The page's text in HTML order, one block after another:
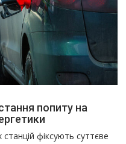
попиту на
фіксують суттєве